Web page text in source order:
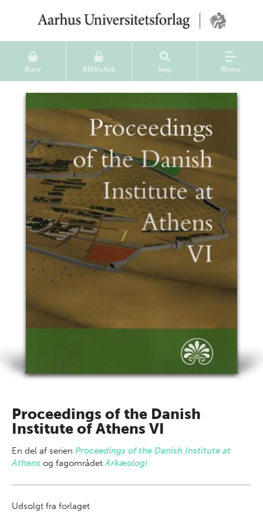
Kurv Bibliotek Søg Menu
Proceedings of the Danish
Institute of Athens VI
En del af serien Proceedings of the Danish Institute at
Athens og fagområdetArkæologi
Udsolgt fra forlaget